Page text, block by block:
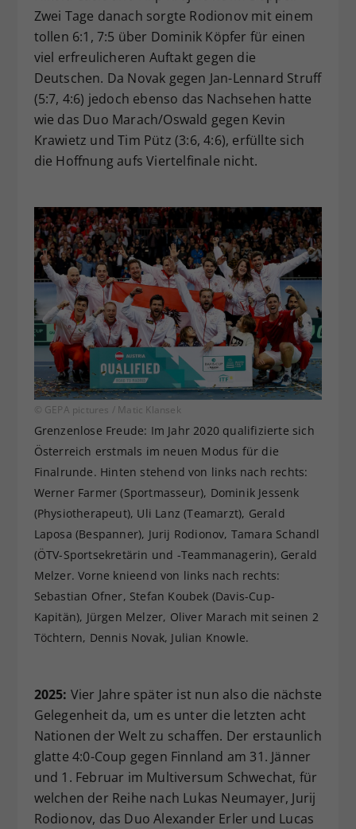
Zwei Tage danach sorgte Rodionov mit einem
tollen 6:1, 7:5 über Dominik Köpfer für einen
viel erfreulicheren Auftakt gegen die
Deutschen. Da Novak gegen Jan-Lennard Struff
(5:7, 4:6) jedoch ebenso das Nachsehen hatte
wie das Duo Marach/Oswald gegen Kevin
Krawietz und Tim Pütz (3:6, 4:6), erfüllte sich
die Hoffnung aufs Viertelfinale nicht.
© GEPA pictures / Matic Klansek
Grenzenlose Freude: Im Jahr 2020 qualifizierte sich
Österreich erstmals im neuen Modus für die
Finalrunde. Hinten stehend von links nach rechts:
Werner Farmer (Sportmasseur), Dominik Jessenk
(Physiotherapeut), Uli Lanz (Teamarzt), Gerald
Laposa (Bespanner), Jurij Rodionov, Tamara Schandl
(ÖTV-Sportsekretärin und -Teammanagerin), Gerald
Melzer. Vorne knieend von links nach rechts:
Sebastian Ofner, Stefan Koubek (Davis-Cup-
Kapitän), Jürgen Melzer, Oliver Marach mit seinen 2
Töchtern, Dennis Novak, Julian Knowle.
2025: Vier Jahre später ist nun also die nächste
Gelegenheit da, um es unter die letzten acht
Nationen der Welt zu schaffen. Der erstaunlich
glatte 4:0-Coup gegen Finnland am 31. Jänner
und 1. Februar im Multiversum Schwechat, für
welchen der Reihe nach Lukas Neumayer, Jurij
Rodionov, das Duo Alexander Erler und Lucas